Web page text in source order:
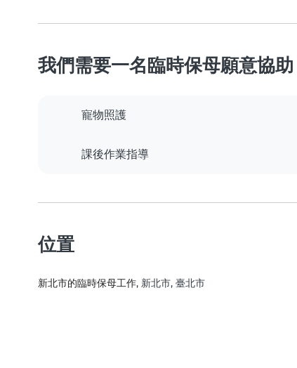
我們需要一名臨時保母願意協助
寵物照護
課後作業指導
位置
新北市的臨時保母工作, 新北市, 臺北市